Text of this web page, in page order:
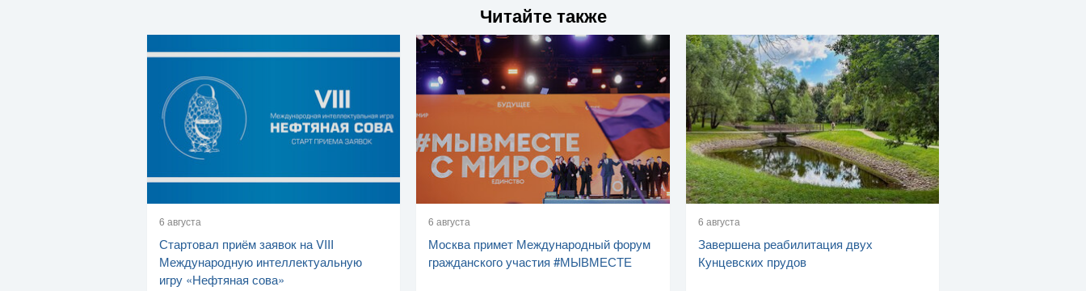
Читайте также
6 августа
Стартовал приём заявок на VIII
Международную интеллектуальную
игру «Нефтяная сова»
6 августа
Москва примет Международный форум
гражданского участия #МЫВМЕСТЕ
6 августа
Завершена реабилитация двух
Кунцевских прудов